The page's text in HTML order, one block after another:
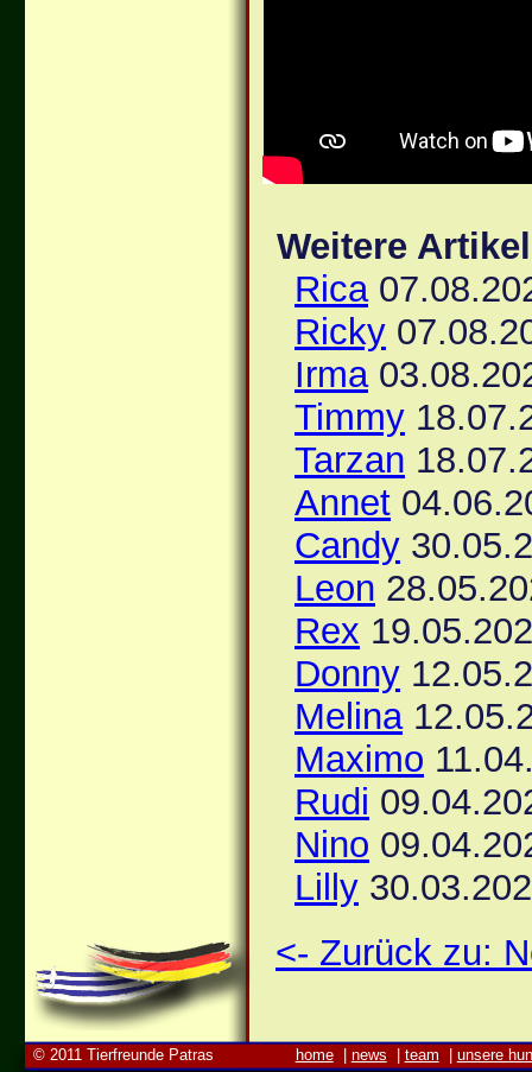
Weitere
Rica
Ricky
Irma
Timmy
Tarzan
Annet
Candy
Leon
Rex
Donny
Melina
Maximo
Rudi
Nino
Lilly
<- Zurück zu:
© 2011 Tierfreunde Patras home| news team unsere